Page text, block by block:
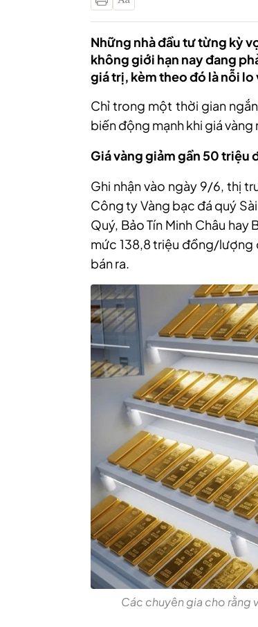
Những nhà đầu tư từng kỳ
không giới hạn nay đang
giá trị, kèm theo đó là nỗi lo
Chỉ trong một thời gian
biến động mạnh khi giá
Giá vàng giảm gần 50 triệu
Ghi nhận vào ngày 9/6, thị
Công ty Vàng bạc đá quý
Quý, Bảo Tín Minh Châu
mức 138,8 triệu đồng/lượng
bán ra.
Các chuyên gia cho rằng